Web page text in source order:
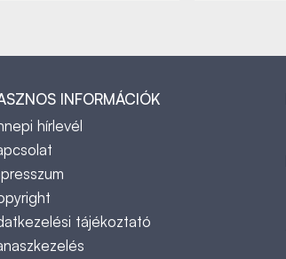
INFORMÁCIÓK
hírlevél
tájékoztató